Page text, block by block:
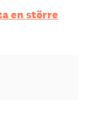
en större